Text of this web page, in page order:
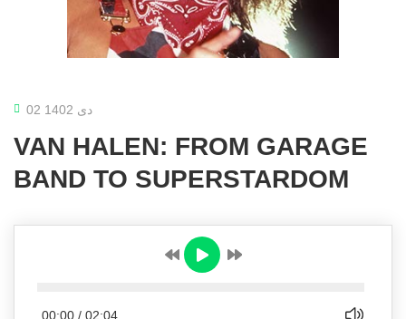
02 دی 1402
VAN HALEN: FROM GARAGE
BAND TO SUPERSTARDOM
00:00 / 02:04